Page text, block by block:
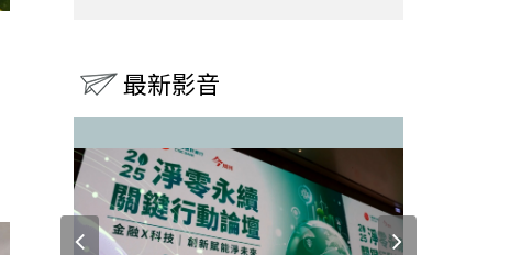
最新影音